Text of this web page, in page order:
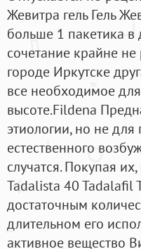
Жевитра гель Гель
больше 1 пакетика в
сочетание крайне
городе Иркутске
все необходимое
высоте.Fildena
этиологии, но не
естественного
случатся. Покупая
Tadalista 40 Tadalafil
достаточным
длительном его
активное вещество